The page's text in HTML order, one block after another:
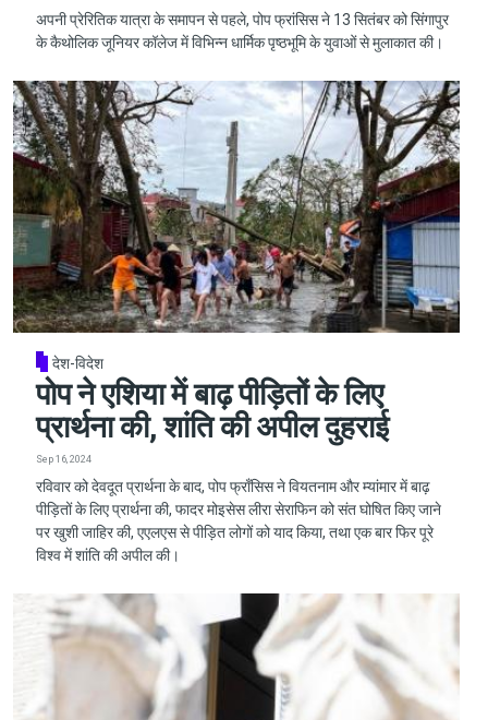
अपनी प्रेरितिक यात्रा के समापन से पहले, पोप फ्रांसिस ने 13 सितंबर को सिंगापुर
के कैथोलिक जूनियर कॉलेज में विभिन्न धार्मिक पृष्ठभूमि के युवाओं से मुलाकात की।
देश-विदेश
पोप ने एशिया में बाढ़ पीड़ितों के लिए
प्रार्थना की, शांति की अपील दुहराई
Sep 16, 2024
रविवार को देवदूत प्रार्थना के बाद, पोप फ्राँसिस ने वियतनाम और म्यांमार में बाढ़
पीड़ितों के लिए प्रार्थना की, फादर मोइसेस लीरा सेराफिन को संत घोषित किए जाने
पर खुशी जाहिर की, एएलएस से पीड़ित लोगों को याद किया, तथा एक बार फिर पूरे
विश्व में शांति की अपील की।